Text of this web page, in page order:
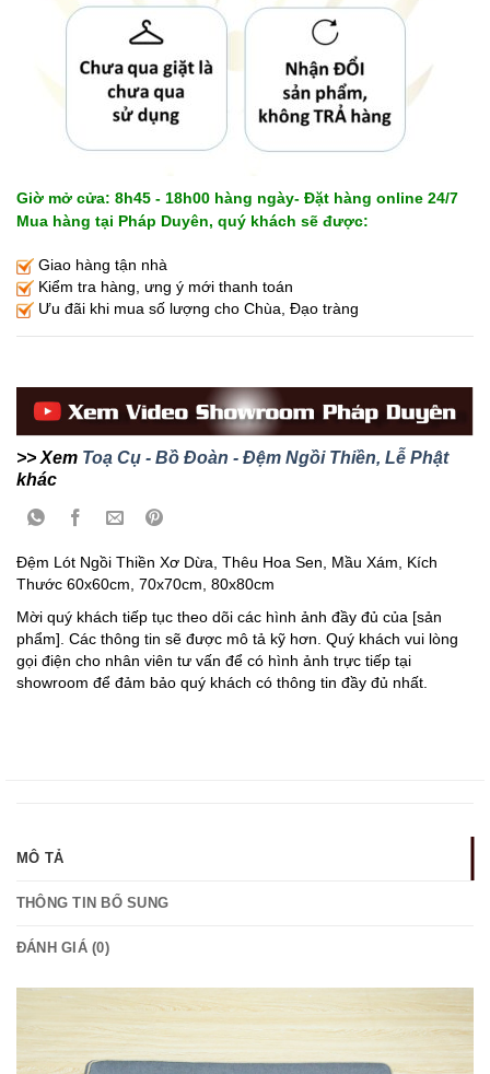
Giờ mở cửa: 8h45 - 18h00 hàng ngày- Đặt hàng online 24/7
Mua hàng tại Pháp Duyên, quý khách sẽ được:
Giao hàng tận nhà
Kiểm tra hàng, ưng ý mới thanh toán
Ưu đãi khi mua số lượng cho Chùa, Đạo tràng
>> Xem Toạ Cụ - Bồ Đoàn - Đệm Ngồi Thiền, Lễ Phật
khác
Đệm Lót Ngồi Thiền Xơ Dừa, Thêu Hoa Sen, Mầu Xám, Kích
Thước 60x60cm, 70x70cm, 80x80cm
Mời quý khách tiếp tục theo dõi các hình ảnh đầy đủ của [sản
phẩm]. Các thông tin sẽ được mô tả kỹ hơn. Quý khách vui lòng
gọi điện cho nhân viên tư vấn để có hình ảnh trực tiếp tại
showroom để đảm bảo quý khách có thông tin đầy đủ nhất.
MÔ TẢ
THÔNG TIN BỔ SUNG
ĐÁNH GIÁ (0)